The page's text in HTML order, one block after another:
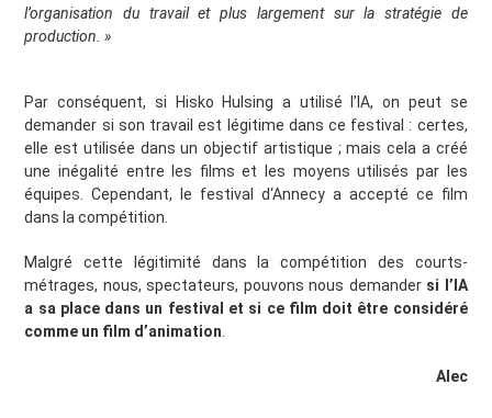
l’organisation du travail et plus largement sur la stratégie de
production. »
Par conséquent, si Hisko Hulsing a utilisé l’IA, on peut se
demander si son travail est légitime dans ce festival : certes,
elle est utilisée dans un objectif artistique ; mais cela a créé
une inégalité entre les films et les moyens utilisés par les
équipes. Cependant, le festival d‘Annecy a accepté ce film
dans la compétition.
Malgré cette légitimité dans la compétition des courts-
métrages, nous, spectateurs, pouvons nous demander si l’IA
a sa place dans un festival et si ce film doit être considéré
comme un film d’animation
Alec